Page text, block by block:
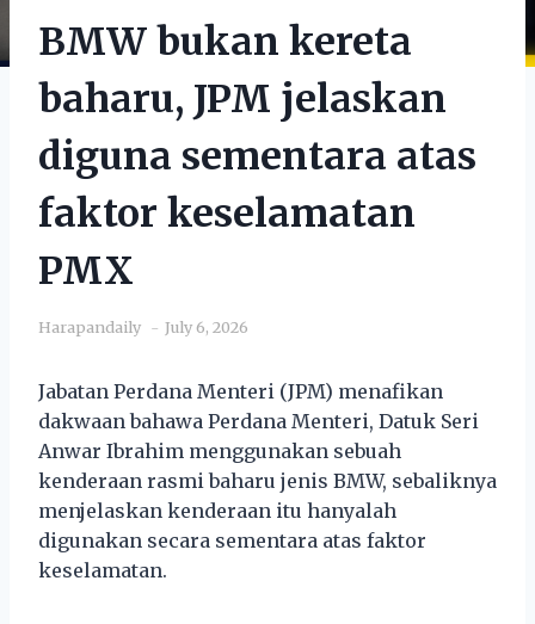
BMW bukan kereta
baharu, JPM jelaskan
diguna sementara atas
faktor keselamatan
PMX
Harapandaily July 6, 2026
Jabatan Perdana Menteri (JPM) menafikan
dakwaan bahawa Perdana Menteri, Datuk Seri
Anwar Ibrahim menggunakan sebuah
kenderaan rasmi baharu jenis BMW, sebaliknya
menjelaskan kenderaan itu hanyalah
digunakan secara sementara atas faktor
keselamatan.